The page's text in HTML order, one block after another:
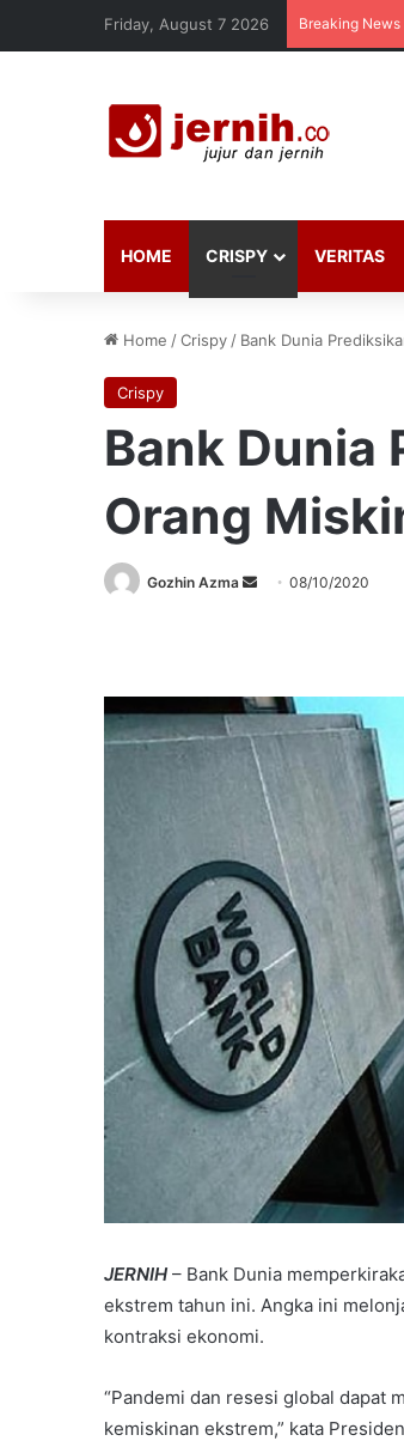
Friday, August 7 2026 Breaking News
HOME CRISPY VERITAS
Home /Crispy / Bank Dunia
Crispy
Bank Dunia
Orang
Gozhin Azma
Send08/10/2020
JERNIH – Bank Dunia
ekstrem tahun ini. Angka ini
kontraksi ekonomi.
“Pandemi dan resesi global dapat
kemiskinan ekstrem,” kata